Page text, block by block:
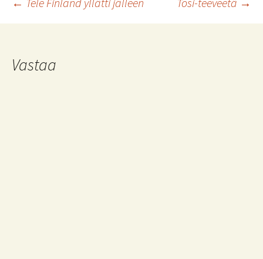
Artikkelien
Vastaa